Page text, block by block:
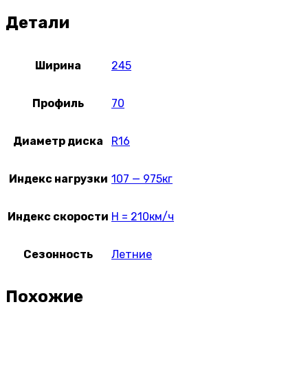
Детали
Ширина 245
Профиль 70
Диаметр диска R16
Индекс нагрузки 107 — 975кг
Индекс скорости H = 210км/ч
Сезонность Летние
Похожие